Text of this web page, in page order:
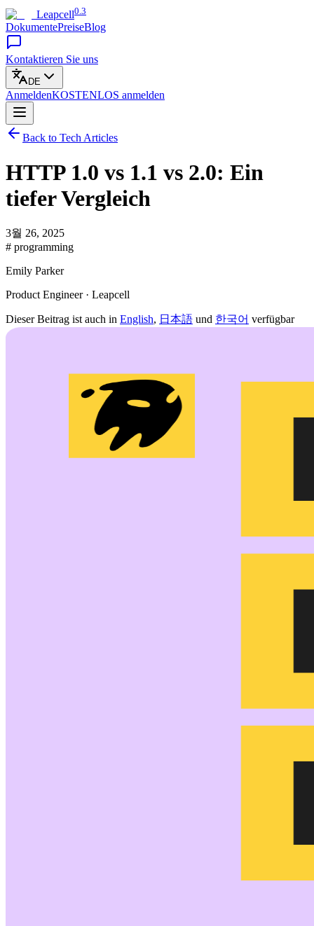
Leapcell0.3
DokumentePreiseBlog
Kontaktieren Sie uns
DE
AnmeldenKOSTENLOS anmelden
Back to Tech Articles
HTTP 1.0 vs 1.1 vs 2.0: Ein
tiefer Vergleich
3월 26, 2025
# programming
Emily Parker
Product Engineer · Leapcell
Dieser Beitrag ist auch in English, 日本語 und 한국어 verfügbar